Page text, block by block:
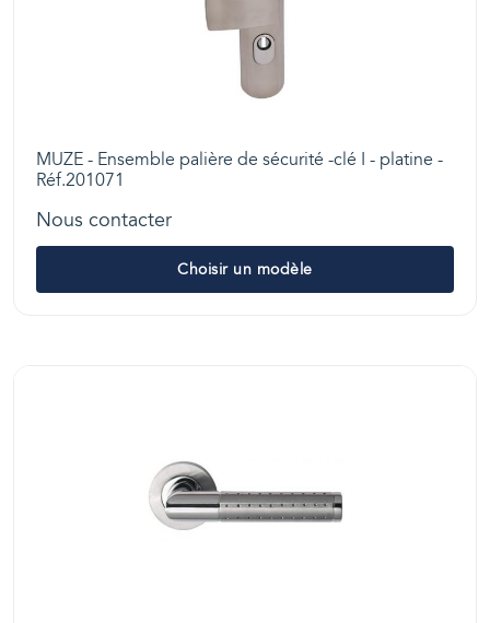
MUZE - Ensemble palière de sécurité -clé I - platine -
Réf.201071
Nous contacter
Choisir un modèle